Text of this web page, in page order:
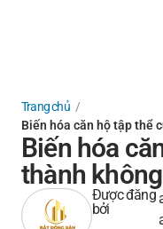
Trang chủ /
Biến hóa căn hộ tập thể
Biến hóa
thành
Được đăng
bởi